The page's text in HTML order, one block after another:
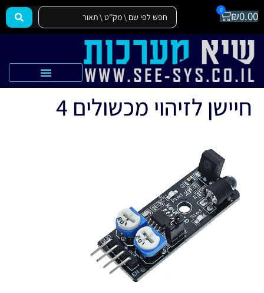
₪0.00
0
חיישן לזיהוי מכשולים 4